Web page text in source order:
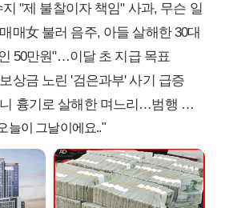
"제 불찰이자 책임" 사과, 무슨 일
매女 불러 음주, 아들 살해한 30대
50만원"…이달 초 지급 목표
상금 노린 '검은과부' 사기 급증
기로 살해한 며느리…범행 동기는
늘이 그날이에요.."